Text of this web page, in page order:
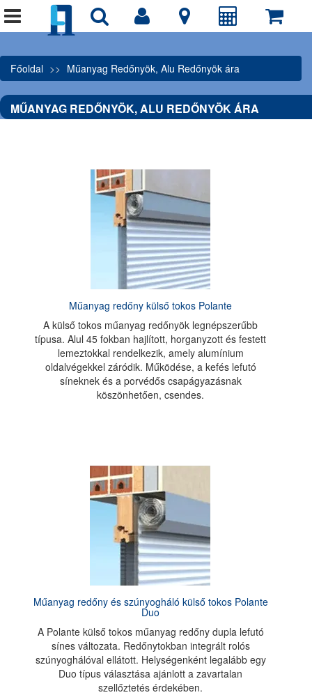
Főoldal Műanyag Redőnyök, Alu Redőnyök ára
MŰANYAG REDŐNYÖK, ALU REDŐNYÖK ÁRA
Műanyag redőny külső tokos Polante
A külső tokos műanyag redőnyök legnépszerűbb
típusa. Alul 45 fokban hajlított, horganyzott és festett
lemeztokkal rendelkezik, amely alumínium
oldalvégekkel záródik. Működése, a kefés lefutó
síneknek és a porvédős csapágyazásnak
köszönhetően, csendes.
Műanyag redőny és szúnyogháló külső tokos Polante
Duo
A Polante külső tokos műanyag redőny dupla lefutó
sínes változata. Redőnytokban integrált rolós
szúnyoghálóval ellátott. Helységenként legalább egy
Duo típus választása ajánlott a zavartalan
szellőztetés érdekében.